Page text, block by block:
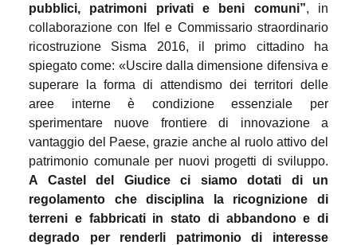
pubblici, patrimoni privati e beni comuni”, in
collaborazione con Ifel e Commissario straordinario
ricostruzione Sisma 2016, il primo cittadino ha
spiegato come: «Uscire dalla dimensione difensiva e
superare la forma di attendismo dei territori delle
aree interne è condizione essenziale per
sperimentare nuove frontiere di innovazione a
vantaggio del Paese, grazie anche al ruolo attivo del
patrimonio comunale per nuovi progetti di sviluppo.
A Castel del Giudice ci siamo dotati di un
regolamento che disciplina la ricognizione di
terreni e fabbricati in stato di abbandono e di
degrado per renderli patrimonio di interesse